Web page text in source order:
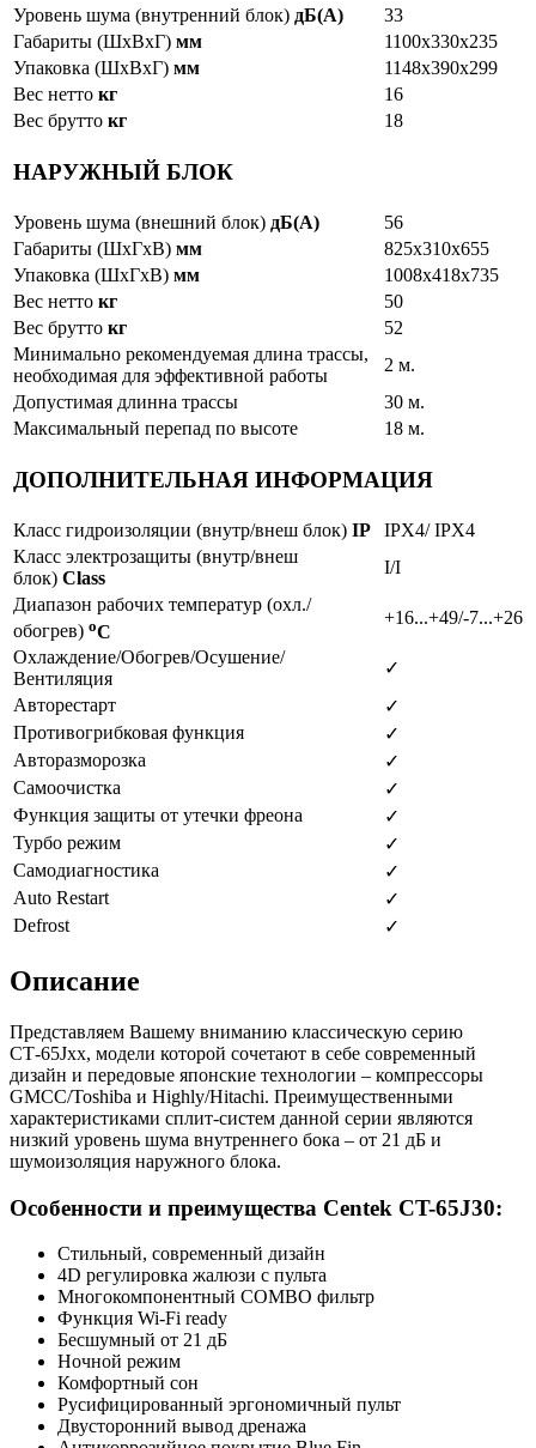
Уровень шума (внутренний блок) дБ(А)
33
Габариты (ШxВxГ) мм
1100х330х235
Упаковка (ШxВxГ) мм
1148х390х299
Вес нетто кг
16
Вес брутто кг 18
НАРУЖНЫЙ БЛОК
Уровень шума (внешний блок) дБ(А)
56
Габариты (ШxГxВ) мм
825х310х655
Упаковка (ШxГxВ) мм
1008х418х735
Вес нетто кг
50
Вес брутто кг
52
Минимально рекомендуемая длина трассы,
необходимая для эффективной работы
2 м.
Допустимая длинна трассы
30 м.
Максимальный перепад по высоте
18 м.
ДОПОЛНИТЕЛЬНАЯ ИНФОРМАЦИЯ
Класс гидроизоляции (внутр/внеш блок) IP
IPX4/ IPX4
Класс электрозащиты (внутр/внеш
блок) Class
I/I
Диапазон рабочих температур (охл./
обогрев) oC
+16...+49/-7...+26
Охлаждение/Обогрев/Осушение/
Вентиляция
✓
Авторестарт
✓
Противогрибковая функция
✓
Авторазморозка
✓
Самоочистка
✓
Функция защиты от утечки фреона
✓
Турбо режим
✓
Самодиагностика
✓
Auto Restart
✓
Defrost
✓
Описание
Представляем Вашему вниманию классическую серию
СТ-65Jхх, модели которой сочетают в себе современный
дизайн и передовые японские технологии – компрессоры
GMCC/Toshiba и Highly/Hitachi. Преимущественными
характеристиками сплит-систем данной серии являются
низкий уровень шума внутреннего бока – от 21 дБ и
шумоизоляция наружного блока.
Особенности и преимущества Centek CT-65J30:
Стильный, современный дизайн
4D регулировка жалюзи с пульта
Многокомпонентный COMBO фильтр
Функция Wi-Fi ready
Бесшумный от 21 дБ
Ночной режим
Комфортный сон
Русифицированный эргономичный пульт
Двусторонний вывод дренажа